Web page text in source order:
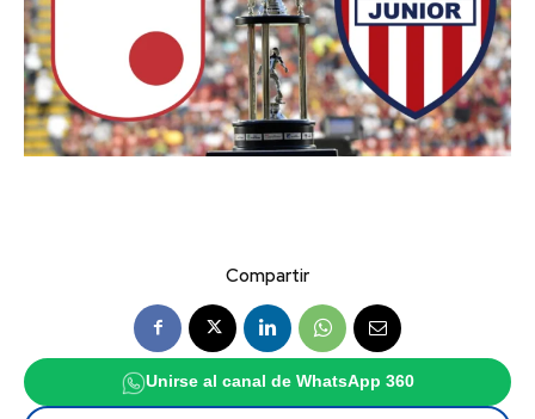
Compartir
Unirse al canal de WhatsApp 360